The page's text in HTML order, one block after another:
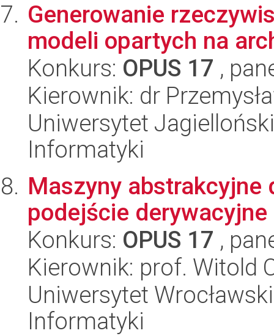
Generowanie
modeli opartych na
Konkurs: OPUS 17 ,
Kierownik: dr
Uniwersytet
Informatyki
Maszyny abstrakcyjne
podejście derywacyjne
Konkurs: OPUS 17 ,
Kierownik: prof. Witold
Uniwersytet
Informatyki